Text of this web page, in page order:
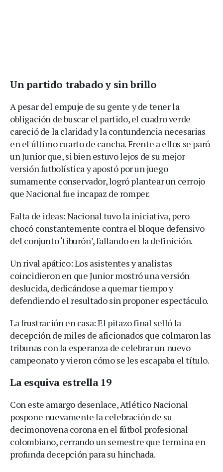
Un partido trabado y sin brillo
A pesar del empuje de su gente y de tener la
obligación de buscar el partido, el cuadro verde
careció de la claridad y la contundencia necesarias
en el último cuarto de cancha. Frente a ellos se paró
un Junior que, si bien estuvo lejos de su mejor
versión futbolística y apostó por un juego
sumamente conservador, logró plantear un cerrojo
que Nacional fue incapaz de romper.
Falta de ideas: Nacional tuvo la iniciativa, pero
chocó constantemente contra el bloque defensivo
del conjunto ‘tiburón’, fallando en la definición.
Un rival apático: Los asistentes y analistas
coincidieron en que Junior mostró una versión
deslucida, dedicándose a quemar tiempo y
defendiendo el resultado sin proponer espectáculo.
La frustración en casa: El pitazo final selló la
decepción de miles de aficionados que colmaron las
tribunas con la esperanza de celebrar un nuevo
campeonato y vieron cómo se les escapaba el título.
La esquiva estrella 19
Con este amargo desenlace, Atlético Nacional
pospone nuevamente la celebración de su
decimonovena corona en el fútbol profesional
colombiano, cerrando un semestre que termina en
profunda decepción para su hinchada.